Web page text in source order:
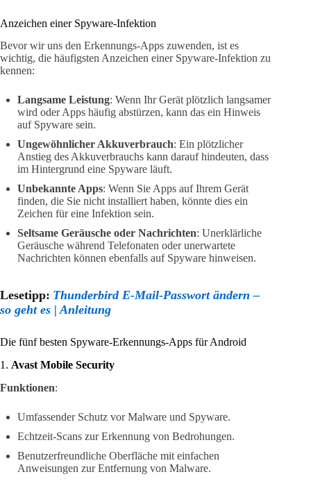
Anzeichen einer Spyware-Infektion
Bevor wir uns den Erkennungs-Apps zuwenden, ist es
wichtig, die häufigsten Anzeichen einer Spyware-Infektion zu
kennen:
Langsame Leistung: Wenn Ihr Gerät plötzlich langsamer
wird oder Apps häufig abstürzen, kann das ein Hinweis
auf Spyware sein.
Ungewöhnlicher Akkuverbrauch: Ein plötzlicher
Anstieg des Akkuverbrauchs kann darauf hindeuten, dass
im Hintergrund eine Spyware läuft.
Unbekannte Apps: Wenn Sie Apps auf Ihrem Gerät
finden, die Sie nicht installiert haben, könnte dies ein
Zeichen für eine Infektion sein.
Seltsame Geräusche oder Nachrichten: Unerklärliche
Geräusche während Telefonaten oder unerwartete
Nachrichten können ebenfalls auf Spyware hinweisen.
Lesetipp: Thunderbird E-Mail-Passwort ändern –
so geht es | Anleitung
Die fünf besten Spyware-Erkennungs-Apps für Android
1. Avast Mobile Security
Funktionen:
Umfassender Schutz vor Malware und Spyware.
Echtzeit-Scans zur Erkennung von Bedrohungen.
Benutzerfreundliche Oberfläche mit einfachen
Anweisungen zur Entfernung von Malware.